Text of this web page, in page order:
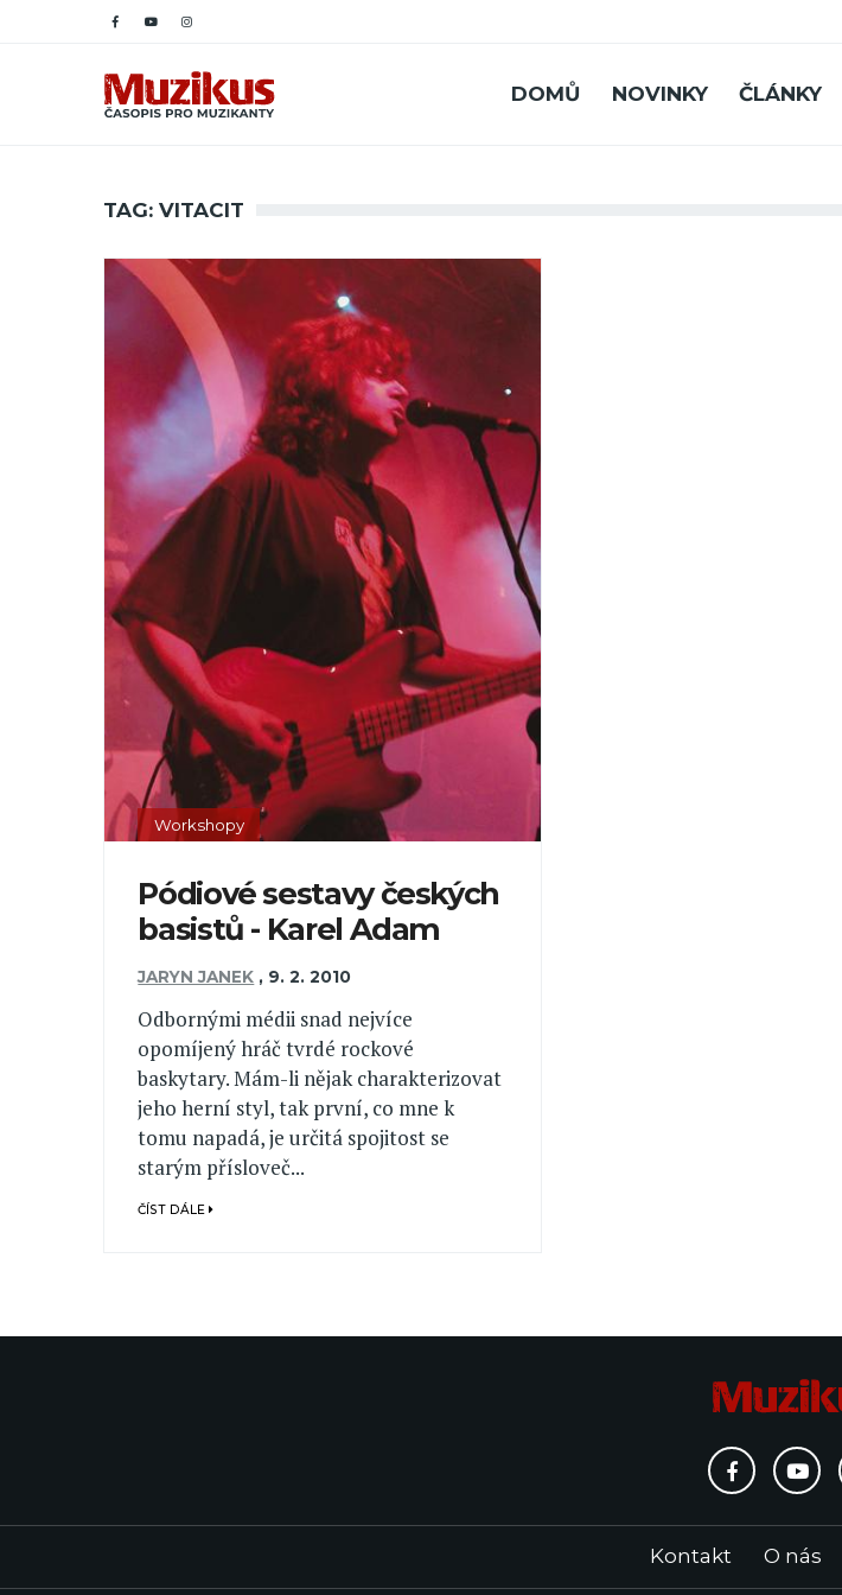
DOMŮ NOVINKY ČLÁNKY
TAG: VITACIT
Workshopy
Pódiové sestavy českých
basistů - Karel Adam
JARYN JANEK , 9. 2. 2010
Odbornými médii snad nejvíce
opomíjený hráč tvrdé rockové
baskytary. Mám-li nějak charakterizovat
jeho herní styl, tak první, co mne k
tomu napadá, je určitá spojitost se
starým přísloveč...
ČÍST DÁLE
Kontakt O nás